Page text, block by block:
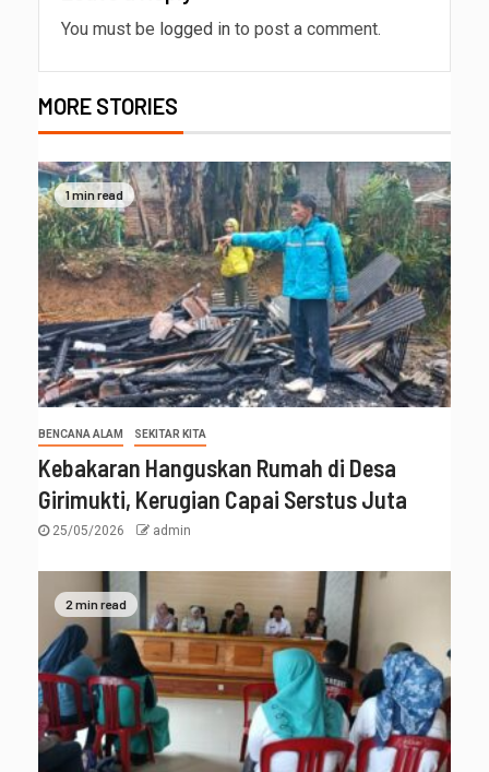
You must be logged in to post a comment.
MORE STORIES
1 min read
BENCANA ALAM SEKITAR KITA
Kebakaran Hanguskan Rumah di Desa
Girimukti, Kerugian Capai Serstus Juta
25/05/2026 admin
2 min read